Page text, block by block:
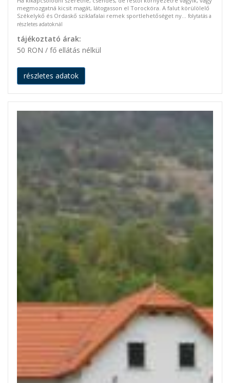
megmozgatná kicsit magát, látogasson el Torockóra. A falut körülölelő
Székelykő és Ordaskő sziklafalai remek sportlehetőséget ny... folytatás a
részletes adatoknál
tájékoztató árak:
50 RON / fő ellátás nélkül
részletes adatok